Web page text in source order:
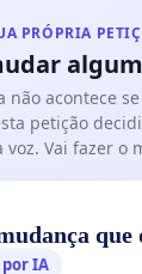
PRÓPRIA
não acontece
petição
voz. Vai fazer o
IA